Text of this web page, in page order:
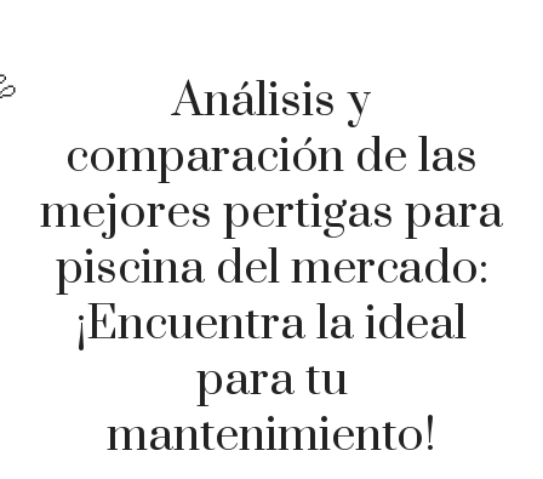
Análisis y
comparación de las
mejores pertigas para
piscina del mercado:
¡Encuentra la ideal
para tu
mantenimiento!